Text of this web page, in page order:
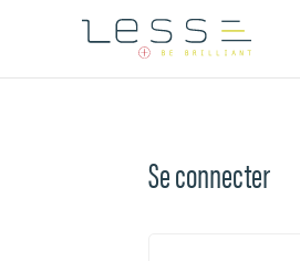
Se connecter